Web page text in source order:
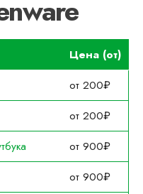
Цена (от)
от 200₽
от 200₽
от 900₽
от 900₽